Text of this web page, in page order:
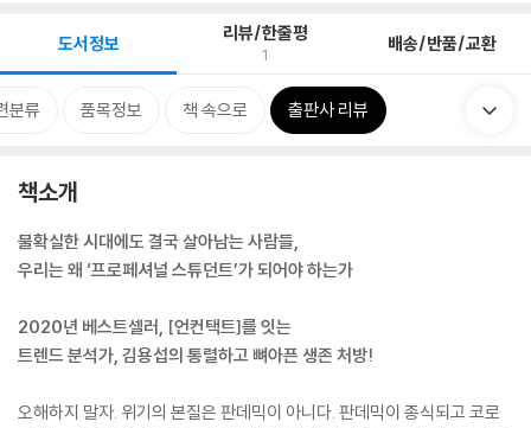
도서정보 리뷰/한줄평
1 배송/반품/교환
분류 품목정보 책 속으로 출판사 리뷰
책소개
불확실한 시대에도 결국 살아남는 사람들,
우리는 왜 ‘프로페셔널 스튜던트’가 되어야 하는가
2020년 베스트셀러, [언컨택트]를 잇는
트렌드 분석가, 김용섭의 통렬하고 뼈아픈 생존 처방!
오해하지 말자. 위기의 본질은 판데믹이 아니다. 판데믹이 종식되고 코로